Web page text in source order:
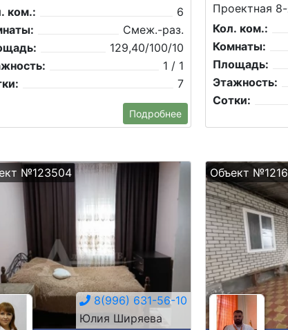
ком.:
6
Смеж.-раз.
129,40/100/10
1 / 1
7
Подробнее
Проектная 8-
Кол. ком.:
Комнаты:
Площадь:
Этажность:
Сотки:
№123504
8(996) 631-56-10
Юлия Ширяева
Объект